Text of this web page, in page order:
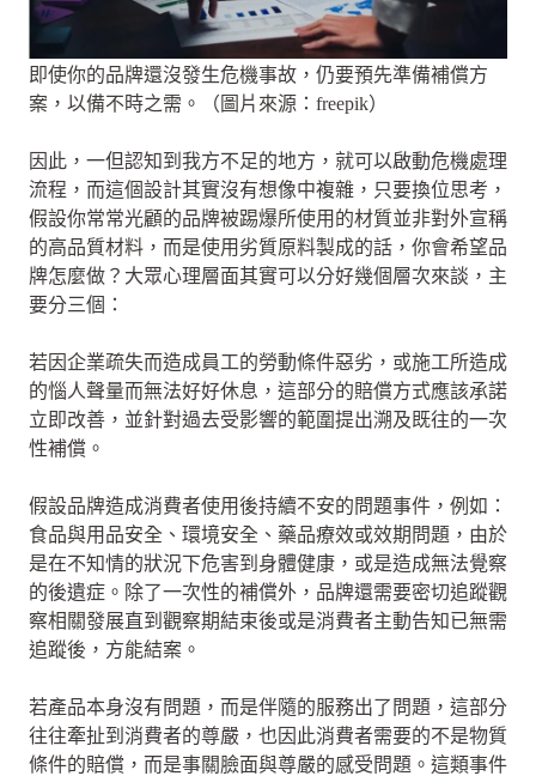
即使你的品牌還沒發生危機事故，仍要預先準備補償方
案，以備不時之需。（圖片來源：freepik）
因此，一但認知到我方不足的地方，就可以啟動危機處理
流程，而這個設計其實沒有想像中複雜，只要換位思考，
假設你常常光顧的品牌被踢爆所使用的材質並非對外宣稱
的高品質材料，而是使用劣質原料製成的話，你會希望品
牌怎麼做？大眾心理層面其實可以分好幾個層次來談，主
要分三個：
若因企業疏失而造成員工的勞動條件惡劣，或施工所造成
的惱人聲量而無法好好休息，這部分的賠償方式應該承諾
立即改善，並針對過去受影響的範圍提出溯及既往的一次
性補償。
假設品牌造成消費者使用後持續不安的問題事件，例如：
食品與用品安全、環境安全、藥品療效或效期問題，由於
是在不知情的狀況下危害到身體健康，或是造成無法覺察
的後遺症。除了一次性的補償外，品牌還需要密切追蹤觀
察相關發展直到觀察期結束後或是消費者主動告知已無需
追蹤後，方能結案。
若產品本身沒有問題，而是伴隨的服務出了問題，這部分
往往牽扯到消費者的尊嚴，也因此消費者需要的不是物質
條件的賠償，而是事關臉面與尊嚴的感受問題。這類事件